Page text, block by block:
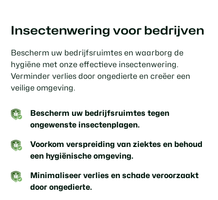
Insectenwering voor bedrijven
Bescherm uw bedrijfsruimtes en waarborg de
hygiëne met onze effectieve insectenwering.
Verminder verlies door ongedierte en creëer een
veilige omgeving.
Bescherm uw bedrijfsruimtes tegen
ongewenste insectenplagen.
Voorkom verspreiding van ziektes en behoud
een hygiënische omgeving.
Minimaliseer verlies en schade veroorzaakt
door ongedierte.